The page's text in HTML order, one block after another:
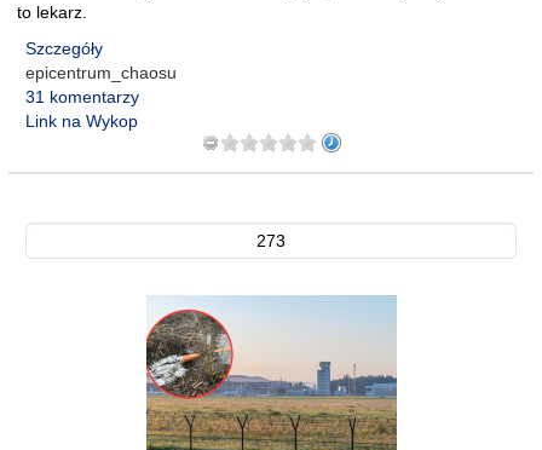
to lekarz.
Szczegóły
epicentrum_chaosu
31 komentarzy
Link na Wykop
273